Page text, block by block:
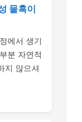
물혹이
에서 생기
분 자연적
지 않으셔